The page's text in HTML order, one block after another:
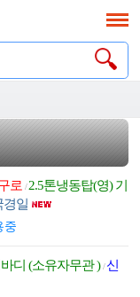
로/ 2.5톤냉동탑(영) 기
경일
중
디 (소유자무관 )/ 신